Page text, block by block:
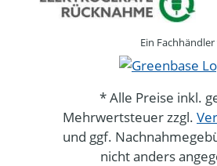
Ein
* Alle Preise inkl.
Mehrwertsteuer zzgl.
und ggf.
nicht anders